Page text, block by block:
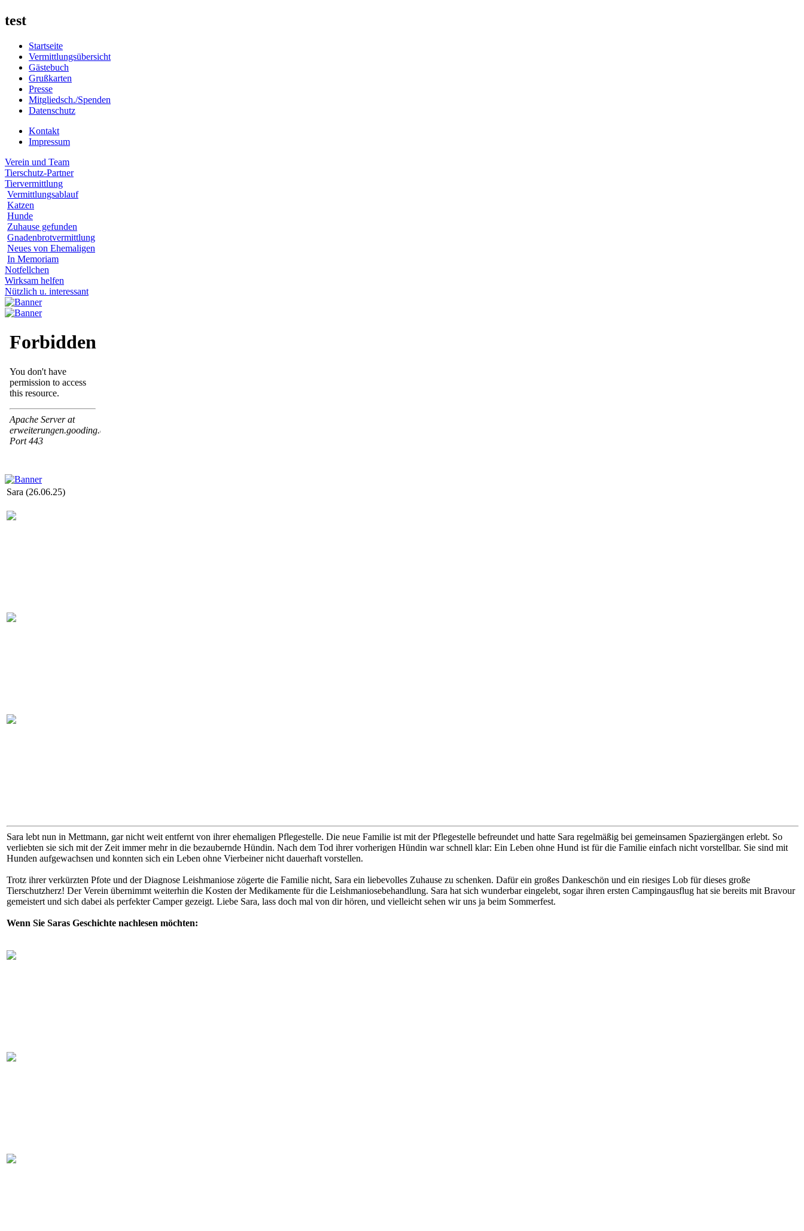
test
Startseite
Vermittlungsübersicht
Gästebuch
Grußkarten
Presse
Mitgliedsch./Spenden
Datenschutz
Kontakt
Impressum
Verein und Team
Tierschutz-Partner
Tiervermittlung
Vermittlungsablauf
Katzen
Hunde
Zuhause gefunden
Gnadenbrotvermittlung
Neues von Ehemaligen
In Memoriam
Notfellchen
Wirksam helfen
Nützlich u. interessant
Sara (26.06.25)
Sara lebt nun in Mettmann, gar nicht weit entfernt von ihrer ehemaligen Pflegestelle. Die neue Familie ist mit der Pflegestelle befreundet und hatte Sara regelmäßig bei gemeinsamen Spaziergängen erlebt. So
verliebten sie sich mit der Zeit immer mehr in die bezaubernde Hündin. Nach dem Tod ihrer vorherigen Hündin war schnell klar: Ein Leben ohne Hund ist für die Familie einfach nicht vorstellbar. Sie sind mit
Hunden aufgewachsen und konnten sich ein Leben ohne Vierbeiner nicht dauerhaft vorstellen.
Trotz ihrer verkürzten Pfote und der Diagnose Leishmaniose zögerte die Familie nicht, Sara ein liebevolles Zuhause zu schenken. Dafür ein großes Dankeschön und ein riesiges Lob für dieses große
Tierschutzherz! Der Verein übernimmt weiterhin die Kosten der Medikamente für die Leishmaniosebehandlung. Sara hat sich wunderbar eingelebt, sogar ihren ersten Campingausflug hat sie bereits mit Bravour
gemeistert und sich dabei als perfekter Camper gezeigt. Liebe Sara, lass doch mal von dir hören, und vielleicht sehen wir uns ja beim Sommerfest.
Wenn Sie Saras Geschichte nachlesen möchten: